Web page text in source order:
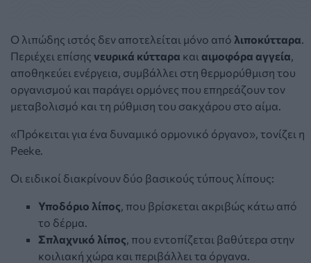
Ο λιπώδης ιστός δεν αποτελείται μόνο από λιποκύτταρα
Περιέχει επίσης νευρικά κύτταρα και αιμοφόρα αγγεία
αποθηκεύει ενέργεια, συμβάλλει στη θερμορύθμιση του
οργανισμού και παράγει ορμόνες που επηρεάζουν τον
μεταβολισμό και τη ρύθμιση του σακχάρου στο αίμα.
«Πρόκειται για ένα δυναμικό ορμονικό όργανο», τονίζει η
Peeke.
Οι ειδικοί διακρίνουν δύο βασικούς τύπους λίπους:
Υποδόριο λίπος , που βρίσκεται ακριβώς κάτω από
το δέρμα.
Σπλαχνικό λίπος , που εντοπίζεται βαθύτερα στην
κοιλιακή χώρα και περιβάλλει τα όργανα.